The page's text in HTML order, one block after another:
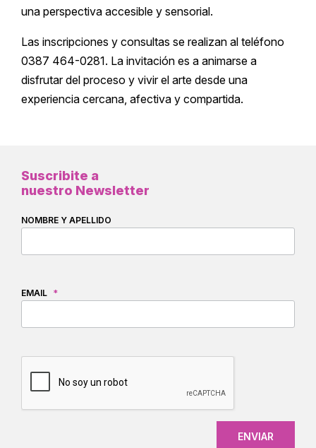
una perspectiva accesible y sensorial.
Las inscripciones y consultas se realizan al teléfono
0387 464-0281. La invitación es a animarse a
disfrutar del proceso y vivir el arte desde una
experiencia cercana, afectiva y compartida.
Suscribite a
nuestro Newsletter
NOMBRE Y APELLIDO
EMAIL *
CAPTCHA